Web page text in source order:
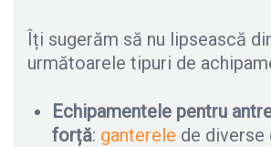
Îți sugerăm să nu lipsească
următoarele tipuri de
Echipamentele pentru
forță: ganterele de diverse